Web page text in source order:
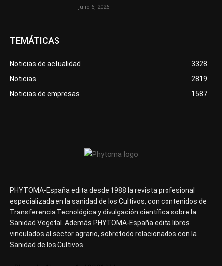
julio 6, 2026
TEMÁTICAS
Noticias de actualidad
3328
Noticias
2819
Noticias de empresas
1587
PHYTOMA-España edita desde 1988 la revista profesional
especializada en la sanidad de los Cultivos, con contenidos de
Transferencia Tecnológica y divulgación científica sobre la
Sanidad Vegetal. Además PHYTOMA-España edita libros
vinculados al sector agrario, sobretodo relacionados con la
Sanidad de los Cultivos.